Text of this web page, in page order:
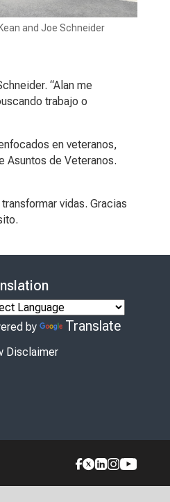
and Joe Schneider
“Alan me
trabajo o
en veteranos,
Asuntos de Veteranos.
vidas. Gracias
by Translate
Disclaimer